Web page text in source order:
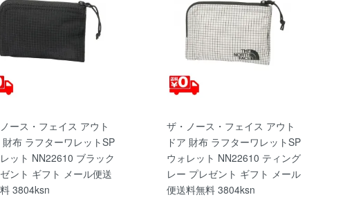
ース・フェイス アウト
財布 ラフターワレットSP
ット NN22610 ブラック
ント ギフト メール便送
3804ksn
ザ・ノース・フェイス アウト
ドア 財布 ラフターワレットSP
ウォレット NN22610 ティング
レー プレゼント ギフト メール
便送料無料 3804ksn